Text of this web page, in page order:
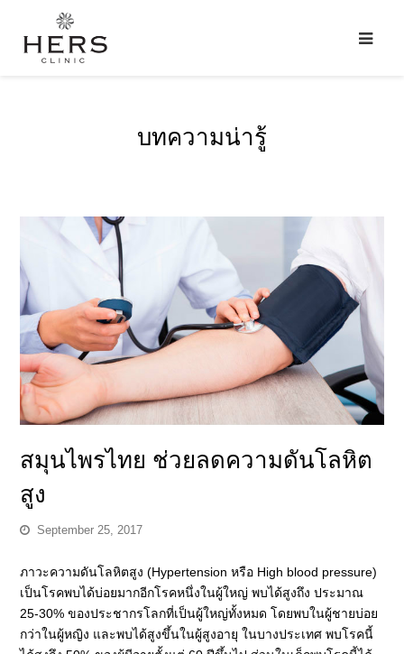
บทความน่ารู้
สมุนไพรไทย ช่วยลดความดันโลหิต
สูง
September 25, 2017
ภาวะความดันโลหิตสูง (Hypertension หรือ High blood pressure)
เป็นโรคพบได้บ่อยมากอีกโรคหนึ่งในผู้ใหญ่ พบได้สูงถึง ประมาณ
25-30% ของประชากรโลกที่เป็นผู้ใหญ่ทั้งหมด โดยพบในผู้ชายบ่อย
กว่าในผู้หญิง และพบได้สูงขึ้นในผู้สูงอายุ ในบางประเทศ พบโรคนี้